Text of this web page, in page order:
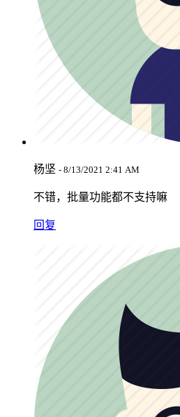
杨坚 - 8/13/2021 2:41 AM
不错，批量功能都不支持嘛
回复